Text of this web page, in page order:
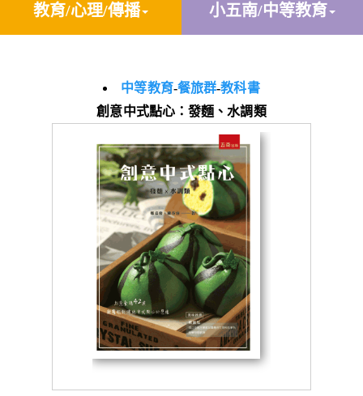
教育/心理/傳播 小五南/中等教育
中等教育-餐旅群-教科書
創意中式點心：發麵、水調類